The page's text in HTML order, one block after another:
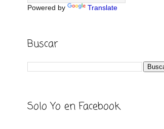
Powered by Translate
Buscar
Solo Yo en Facebook